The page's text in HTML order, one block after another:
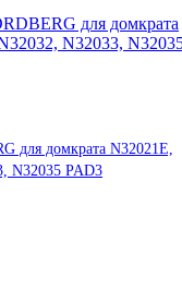
для домкрата N32021E,
N32035 PAD3